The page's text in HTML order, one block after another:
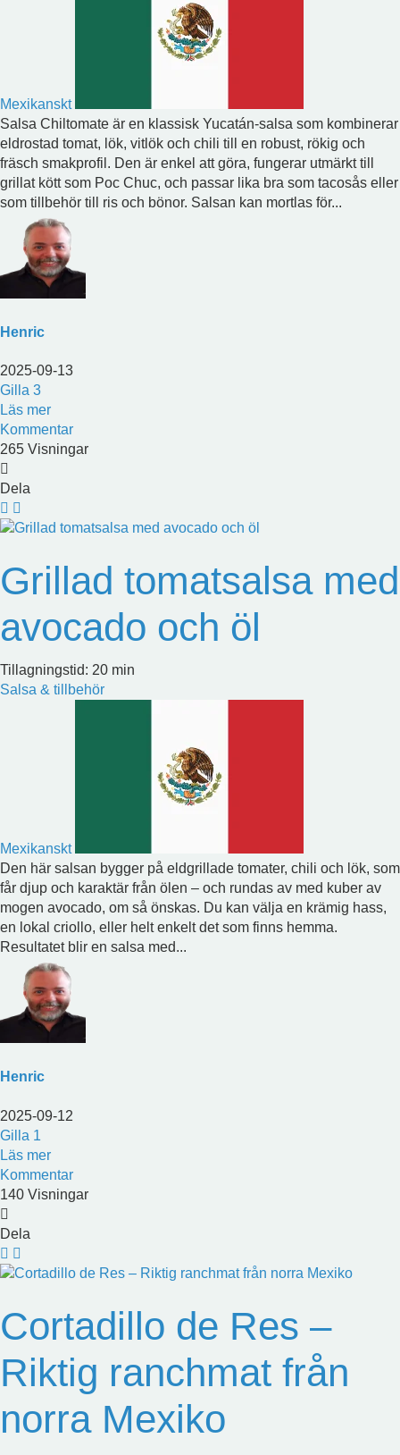
Mexikanskt
Salsa Chiltomate är en klassisk Yucatán-salsa som kombinerar
eldrostad tomat, lök, vitlök och chili till en robust, rökig och
fräsch smakprofil. Den är enkel att göra, fungerar utmärkt till
grillat kött som Poc Chuc, och passar lika bra som tacosås eller
som tillbehör till ris och bönor. Salsan kan mortlas för...
Henric
2025-09-13
Gilla 3
Läs mer
Kommentar
265 Visningar
Dela
Grillad tomatsalsa med
avocado och öl
Tillagningstid: 20 min
Salsa & tillbehör
Mexikanskt
Den här salsan bygger på eldgrillade tomater, chili och lök, som
får djup och karaktär från ölen – och rundas av med kuber av
mogen avocado, om så önskas. Du kan välja en krämig hass,
en lokal criollo, eller helt enkelt det som finns hemma.
Resultatet blir en salsa med...
Henric
2025-09-12
Gilla 1
Läs mer
Kommentar
140 Visningar
Dela
Cortadillo de Res –
Riktig ranchmat från
norra Mexiko